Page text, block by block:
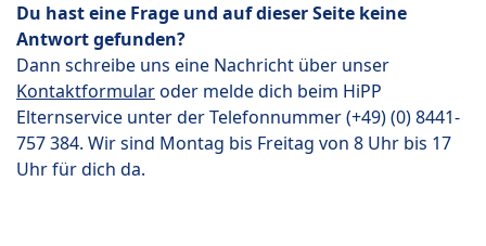
Du hast eine Frage und auf dieser Seite keine
Antwort gefunden?
Dann schreibe uns eine Nachricht über unser
Kontaktformularoder melde dich beim HiPP
Elternservice unter der Telefonnummer (+49) (0) 8441-
757 384. Wir sind Montag bis Freitag von 8 Uhr bis 17
Uhr für dich da.